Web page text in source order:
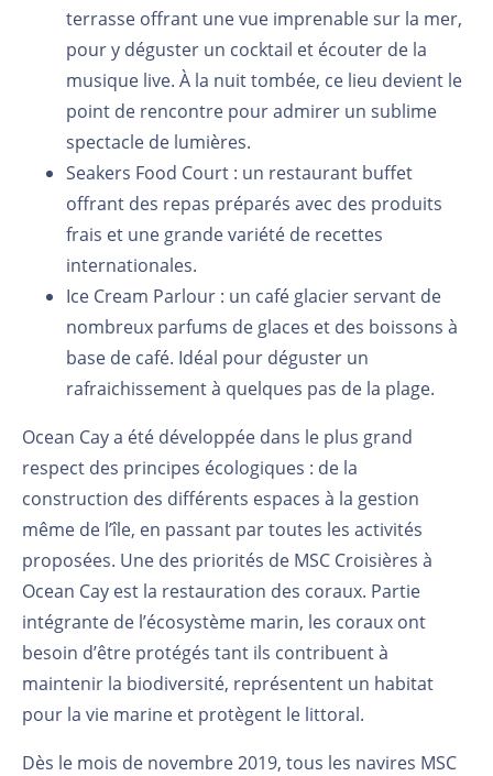
terrasse offrant une vue imprenable sur la mer,
pour y déguster un cocktail et écouter de la
musique live. À la nuit tombée, ce lieu devient le
point de rencontre pour admirer un sublime
spectacle de lumières.
Seakers Food Court : un restaurant buffet
offrant des repas préparés avec des produits
frais et une grande variété de recettes
internationales.
Ice Cream Parlour : un café glacier servant de
nombreux parfums de glaces et des boissons à
base de café. Idéal pour déguster un
rafraichissement à quelques pas de la plage.
Ocean Cay a été développée dans le plus grand
respect des principes écologiques : de la
construction des différents espaces à la gestion
même de l’île, en passant par toutes les activités
proposées. Une des priorités de MSC Croisières à
Ocean Cay est la restauration des coraux. Partie
intégrante de l’écosystème marin, les coraux ont
besoin d’être protégés tant ils contribuent à
maintenir la biodiversité, représentent un habitat
pour la vie marine et protègent le littoral.
Dès le mois de novembre 2019, tous les navires MSC